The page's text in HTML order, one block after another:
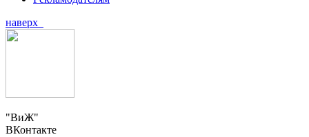
наверх
"ВиЖ"
ВКонтакте